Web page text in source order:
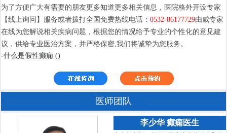
为了方便广大有需要的朋友更多知道更多相关信息，医院格外开设专家
【线上询问】服务或者拨打全国免费热线电话：0532-86177729由威专家
在线为您解说相关疾病问题，根据您的情况给予专业的个性化的意见建
议，供给专业医治方案，并严格保密,我们将诚挚为您服务。
-什么是假性癫痫 ()
医师团队
李少华 癫痫医生